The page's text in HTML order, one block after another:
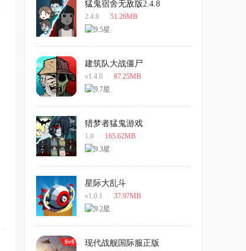
猛鬼宿舍无敌版2.4.8
2.4.8 51.26MB
建筑队大战僵尸
v1.4.0 87.25MB
猎梦者猛鬼游戏
1.0 165.62MB
星际大乱斗
v1.0.1 37.97MB
现代战舰国际服正版